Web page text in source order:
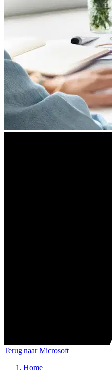
Terug naar Microsoft
Home